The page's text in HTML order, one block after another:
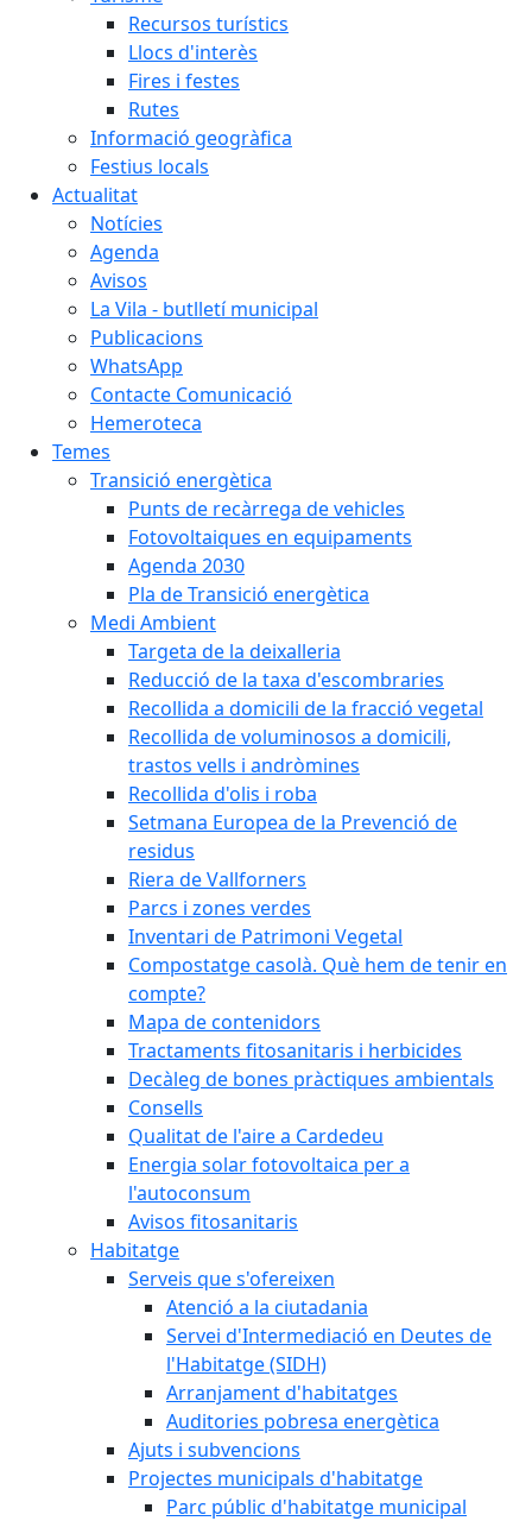
Recursos turístics
Llocs d'interès
Fires i festes
Rutes
Informació geogràfica
Festius locals
Actualitat
Notícies
Agenda
Avisos
La Vila - butlletí municipal
Publicacions
WhatsApp
Contacte Comunicació
Hemeroteca
Temes
Transició energètica
Punts de recàrrega de vehicles
Fotovoltaiques en equipaments
Agenda 2030
Pla de Transició energètica
Medi Ambient
Targeta de la deixalleria
Reducció de la taxa d'escombraries
Recollida a domicili de la fracció vegetal
Recollida de voluminosos a domicili,
trastos vells i andròmines
Recollida d'olis i roba
Setmana Europea de la Prevenció de
residus
Riera de Vallforners
Parcs i zones verdes
Inventari de Patrimoni Vegetal
Compostatge casolà. Què hem de tenir en
compte?
Mapa de contenidors
Tractaments fitosanitaris i herbicides
Decàleg de bones pràctiques ambientals
Consells
Qualitat de l'aire a Cardedeu
Energia solar fotovoltaica per a
l'autoconsum
Avisos fitosanitaris
Habitatge
Serveis que s'ofereixen
Atenció a la ciutadania
Servei d'Intermediació en Deutes de
l'Habitatge (SIDH)
Arranjament d'habitatges
Auditories pobresa energètica
Ajuts i subvencions
Projectes municipals d'habitatge
Parc públic d'habitatge municipal